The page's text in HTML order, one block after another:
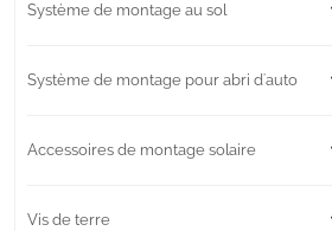
Système de montage au sol
Système de montage pour abri d'auto
Accessoires de montage solaire
Vis de terre